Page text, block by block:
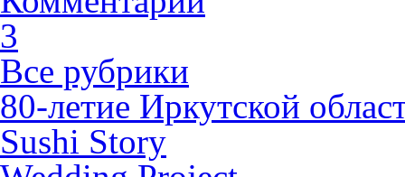
3
Все рубрики
80-летие Иркутской
Sushi Story